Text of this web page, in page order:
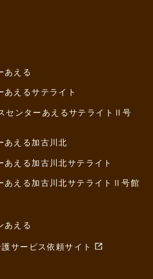
あえる
あえるサテライト
センターあえるサテライトⅡ号
あえる加古川北
える加古川北サテライト
あえる加古川北サテライトⅡ号館
あえる
サービス依頼サイト